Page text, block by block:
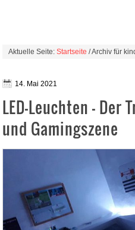
Aktuelle Seite:Startseite / Archiv für
14. Mai 2021
LED-Leuchten – Der
und Gamingszene